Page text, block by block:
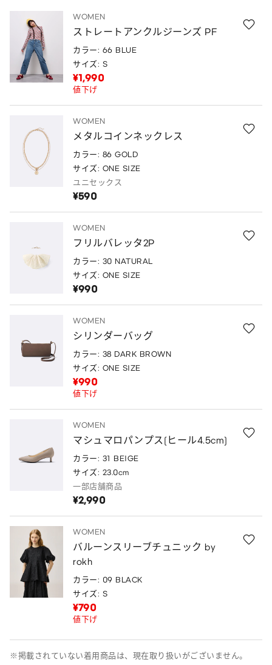
WOMEN
ストレートアンクルジーンズ PF
カラー: 66 BLUE
サイズ: S
¥1,990
値下げ
WOMEN
メタルコインネックレス
カラー: 86 GOLD
サイズ: ONE SIZE
ユニセックス
¥590
WOMEN
フリルバレッタ2P
カラー: 30 NATURAL
サイズ: ONE SIZE
¥990
WOMEN
シリンダーバッグ
カラー: 38 DARK BROWN
サイズ: ONE SIZE
¥990
値下げ
WOMEN
マシュマロパンプス(ヒール4.5cm)
カラー: 31 BEIGE
サイズ: 23.0cm
一部店舗商品
¥2,990
WOMEN
バルーンスリーブチュニック by
rokh
カラー: 09 BLACK
サイズ: S
¥790
値下げ
※掲載されていない着用商品は、現在取り扱いがございません。